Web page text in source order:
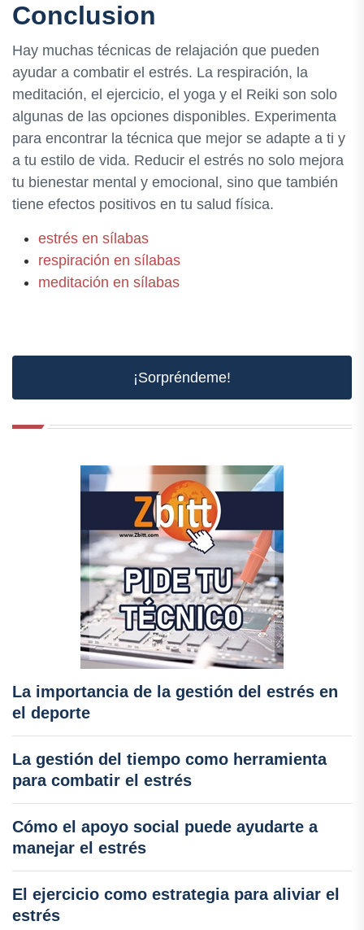
Conclusion
Hay muchas técnicas de relajación que pueden
ayudar a combatir el estrés. La respiración, la
meditación, el ejercicio, el yoga y el Reiki son solo
algunas de las opciones disponibles. Experimenta
para encontrar la técnica que mejor se adapte a ti y
a tu estilo de vida. Reducir el estrés no solo mejora
tu bienestar mental y emocional, sino que también
tiene efectos positivos en tu salud física.
estrés en sílabas
respiración en sílabas
meditación en sílabas
¡Sorpréndeme!
La importancia de la gestión del estrés en
el deporte
La gestión del tiempo como herramienta
para combatir el estrés
Cómo el apoyo social puede ayudarte a
manejar el estrés
El ejercicio como estrategia para aliviar el
estrés